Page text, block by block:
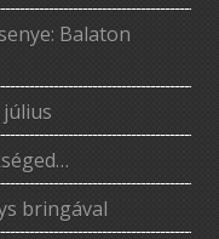
Balaton
július
bringával